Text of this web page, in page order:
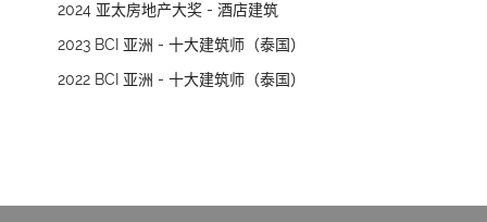
2024 亚太房地产大奖 - 酒店建筑
2023 BCI 亚洲 - 十大建筑师（泰国）
2022 BCI 亚洲 - 十大建筑师（泰国）